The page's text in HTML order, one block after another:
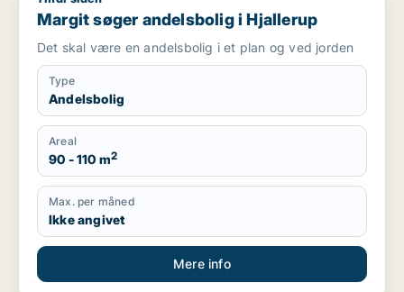
Margit søger andelsbolig i Hjallerup
Det skal være en andelsbolig i et plan og ved jorden
Type
Andelsbolig
Areal
90 - 110 m2
Max. per måned
Ikke angivet
Mere info